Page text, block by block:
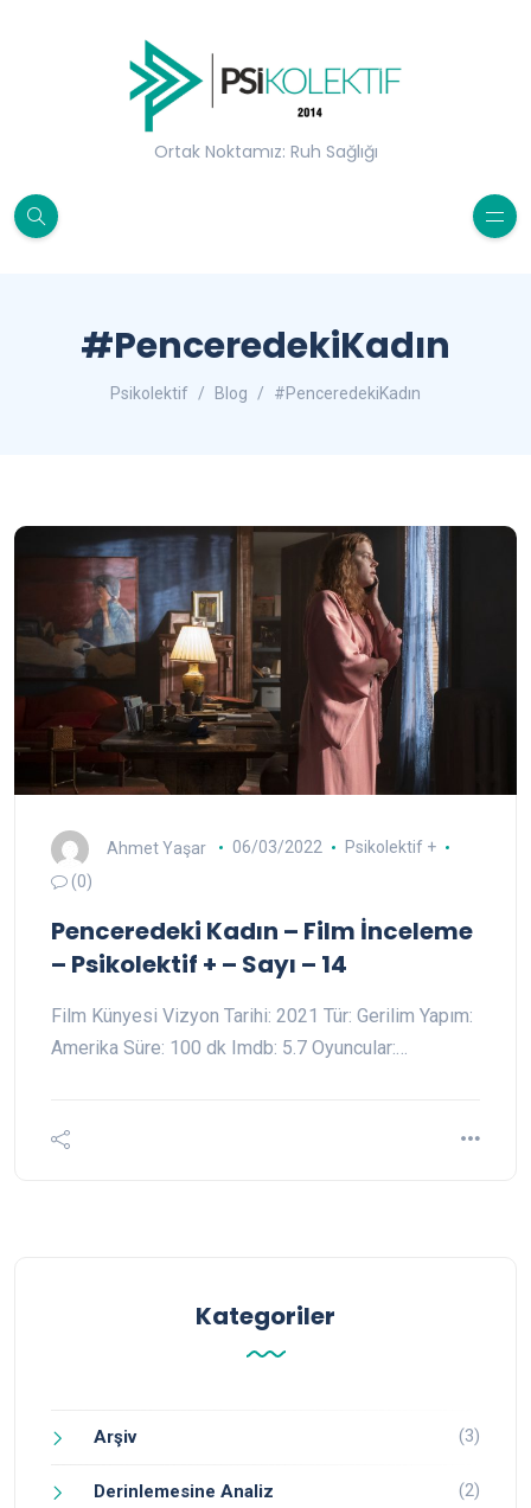
Ortak Noktamız: Ruh Sağlığı
#PenceredekiKadın
Psikolektif Blog #PenceredekiKadın
Ahmet Yaşar 06/03/2022
Psikolektif +
(0)
Penceredeki Kadın – Film İnceleme
– Psikolektif + – Sayı – 14
Film Künyesi Vizyon Tarihi: 2021 Tür: Gerilim Yapım:
Amerika Süre: 100 dk Imdb: 5.7 Oyuncular:…
Kategoriler
Arşiv (3)
Derinlemesine Analiz (2)